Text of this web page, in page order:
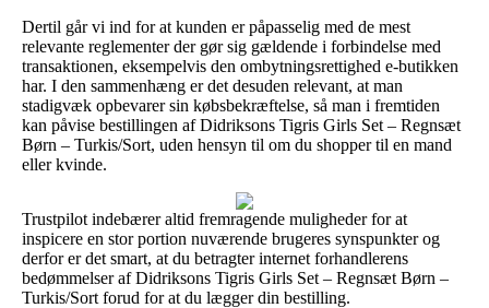
Dertil går vi ind for at kunden er påpasselig med de mest
relevante reglementer der gør sig gældende i forbindelse med
transaktionen, eksempelvis den ombytningsrettighed e-butikken
har. I den sammenhæng er det desuden relevant, at man
stadigvæk opbevarer sin købsbekræftelse, så man i fremtiden
kan påvise bestillingen af Didriksons Tigris Girls Set – Regnsæt
Børn – Turkis/Sort, uden hensyn til om du shopper til en mand
eller kvinde.
Trustpilot indebærer altid fremragende muligheder for at
inspicere en stor portion nuværende brugeres synspunkter og
derfor er det smart, at du betragter internet forhandlerens
bedømmelser af Didriksons Tigris Girls Set – Regnsæt Børn –
Turkis/Sort forud for at du lægger din bestilling.